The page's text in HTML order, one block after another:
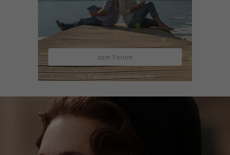
zum Forum